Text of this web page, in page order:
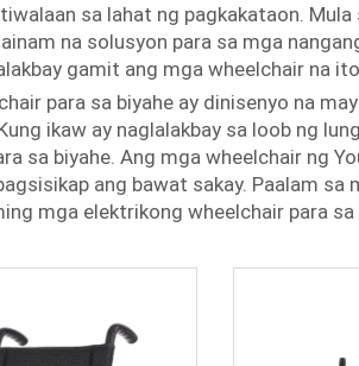
sa lahat ng pagkakataon.
na solusyon para sa mga
gamit ang mga wheelchair na
para sa biyahe ay dinisenyo na
ikaw ay naglalakbay sa loob ng
sa biyahe. Ang mga wheelchair ng
ang bawat sakay. Paalam
mga elektrikong wheelchair para sa